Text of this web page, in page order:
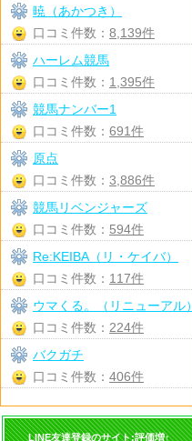
暁（あかつき）
口コミ件数： 8,139件
ハーレム競馬
口コミ件数： 1,395件
競馬ナンバー1
口コミ件数： 691件
原点
口コミ件数： 3,886件
競馬リベンジャーズ
口コミ件数： 594件
Re:KEIBA（リ・ケイバ）
口コミ件数： 117件
ウマくる。（リニューアル）
口コミ件数： 224件
バクガチ
口コミ件数： 406件
LINE友達登録のサイト:評価増↑